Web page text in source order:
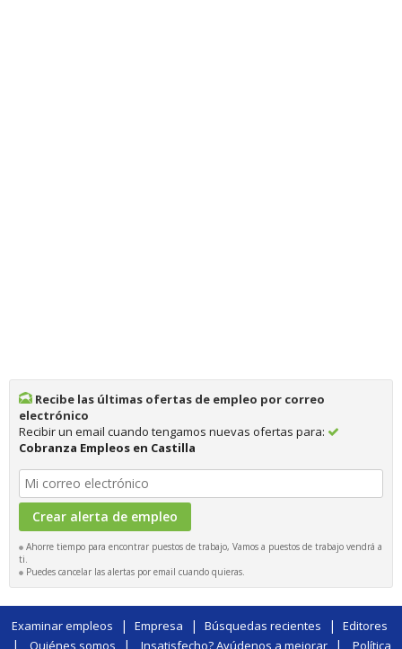
Recibe las últimas ofertas de empleo por correo
electrónico
Recibir un email cuando tengamos nuevas ofertas para:
Cobranza Empleos en Castilla
Ahorre tiempo para encontrar puestos de trabajo, Vamos a puestos de trabajo vendrá a
ti.
Puedes cancelar las alertas por email cuando quieras.
Examinar empleos | Empresa | Búsquedas recientes | Editores
| Quiénes somos | Insatisfecho? Ayúdenos a mejorar| Política